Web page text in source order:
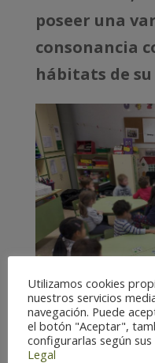
poseer una
consonancia
hábitats de
Utilizamos cookies
nuestros servicios
navegación. Puede
el botón "Aceptar",
configurarlas según
Legal